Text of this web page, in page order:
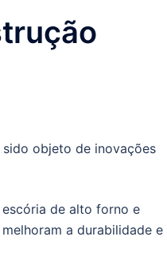
objeto de inovações
de alto forno e
a durabilidade e